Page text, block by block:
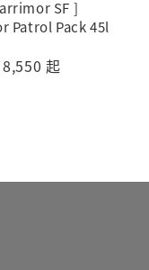
SF ]
Patrol Pack 45l
起